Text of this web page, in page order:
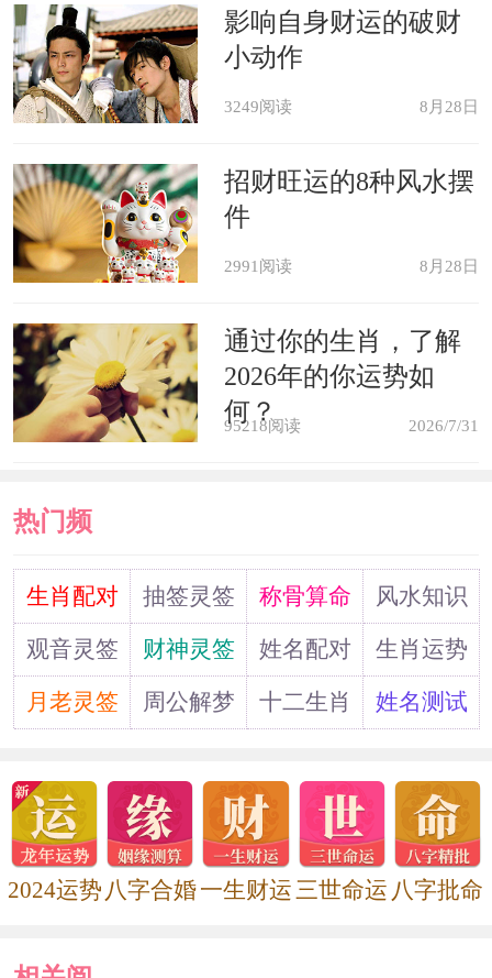
精神象征：从精神层面上说，梦中
见到药品象征对精神治疗和精神健康的
迫切愿望。
影响自身财运的破财
小动作
3249阅读 8月28日
招财旺运的8种风水摆
件
2991阅读 8月28日
通过你的生肖，了解
2026年的你运势如
何？
95218阅读 2026/7/31
热门频
道生肖配对 抽签灵签 称骨算命
风水知识
观音灵签
财神灵签 姓名配对
生肖运势
月老灵签
周公解梦 十二生肖 姓名测试
2024运势 八字合婚一生财运三世命运 八字批命